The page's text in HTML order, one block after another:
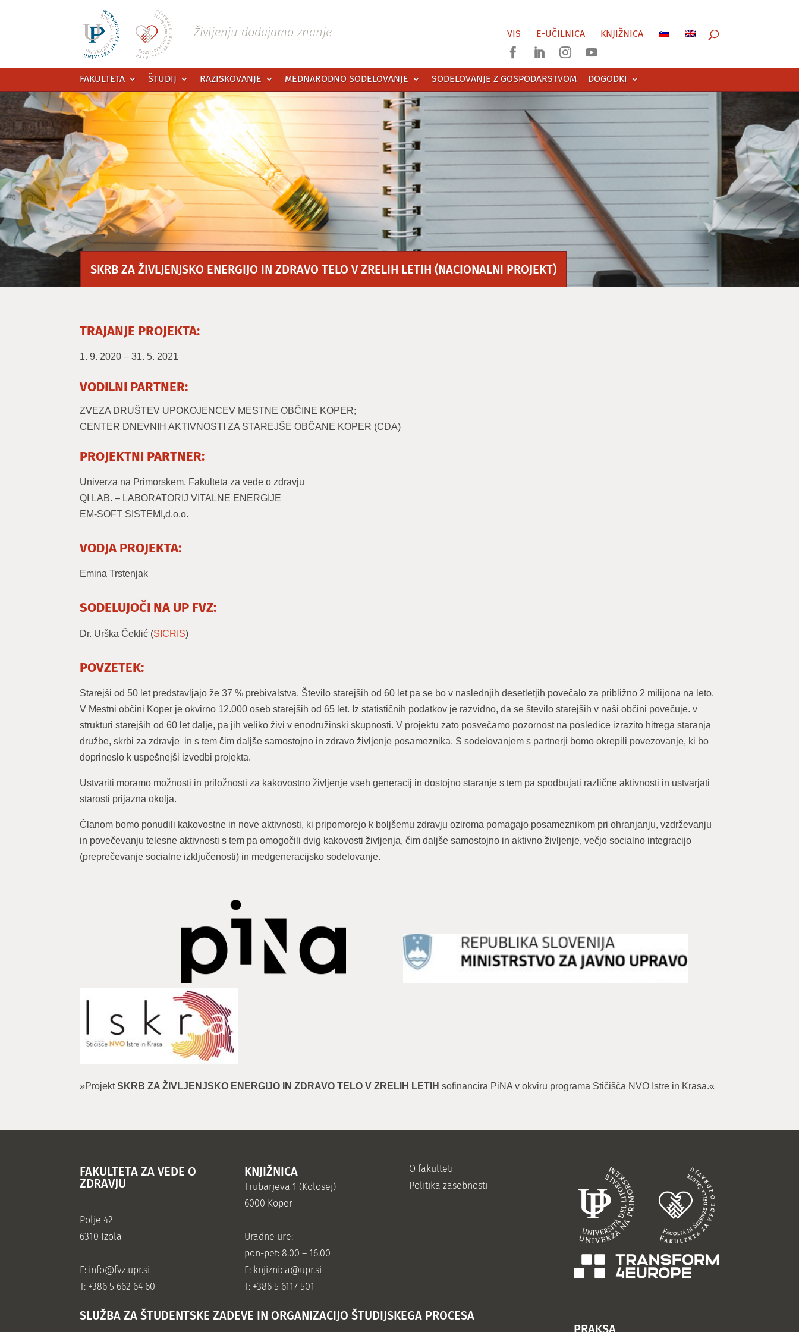
FAKULTETA ŠTUDIJ RAZISKOVANJE MEDNARODNO SODELOVANJE SODELOVANJE Z GOSPODARSTVOM DOGODKI
Življenju dodajamo znanje VIS E-UČILNICA KNJIŽNICA
   
SKRB ZA ŽIVLJENJSKO ENERGIJO IN ZDRAVO TELO V ZRELIH LETIH (NACIONALNI PROJEKT)
TRAJANJE PROJEKTA:
1. 9. 2020 – 31. 5. 2021
VODILNI PARTNER:
ZVEZA DRUŠTEV UPOKOJENCEV MESTNE OBČINE KOPER;
CENTER DNEVNIH AKTIVNOSTI ZA STAREJŠE OBČANE KOPER (CDA)
PROJEKTNI PARTNER:
Univerza na Primorskem, Fakulteta za vede o zdravju
QI LAB. – LABORATORIJ VITALNE ENERGIJE
EM-SOFT SISTEMI,d.o.o.
VODJA PROJEKTA:
Emina Trstenjak
SODELUJOČI NA UP FVZ:
Dr. Urška Čeklić (SICRIS)
POVZETEK:
Starejši od 50 let predstavljajo že 37 % prebivalstva. Število starejših od 60 let pa se bo v naslednjih desetletjih povečalo za približno 2 milijona na leto.
V Mestni občini Koper je okvirno 12.000 oseb starejših od 65 let. Iz statističnih podatkov je razvidno, da se število starejših v naši občini povečuje. v
strukturi starejših od 60 let dalje, pa jih veliko živi v enodružinski skupnosti. V projektu zato posvečamo pozornost na posledice izrazito hitrega staranja
družbe, skrbi za zdravje in s tem čim daljše samostojno in zdravo življenje posameznika. S sodelovanjem s partnerji bomo okrepili povezovanje, ki bo
doprineslo k uspešnejši izvedbi projekta.
Ustvariti moramo možnosti in priložnosti za kakovostno življenje vseh generacij in dostojno staranje s tem pa spodbujati različne aktivnosti in ustvarjati
starosti prijazna okolja.
Članom bomo ponudili kakovostne in nove aktivnosti, ki pripomorejo k boljšemu zdravju oziroma pomagajo posameznikom pri ohranjanju, vzdrževanju
in povečevanju telesne aktivnosti s tem pa omogočili dvig kakovosti življenja, čim daljše samostojno in aktivno življenje, večjo socialno integracijo
(preprečevanje socialne izključenosti) in medgeneracijsko sodelovanje.
»Projekt SKRB ZA ŽIVLJENJSKO ENERGIJO IN ZDRAVO TELO V ZRELIH LETIHsofinancira PiNA v okviru programa Stičišča NVO Istre in Krasa.«
FAKULTETA ZA VEDE O
ZDRAVJU
Polje 42
6310 Izola
E: info@fvz.upr.si
T: +386 5 662 64 60
SLUŽBA ZA ŠTUDENTSKE ZADEVE IN ORGANIZACIJO ŠTUDIJSKEGA PROCESA
KNJIŽNICA
Trubarjeva 1 (Kolosej)
6000 Koper
Uradne ure:
pon-pet: 8.00 – 16.00
E: knjiznica@upr.si
T: +386 5 6117 501
O fakulteti
Politika zasebnosti
PRAKSA